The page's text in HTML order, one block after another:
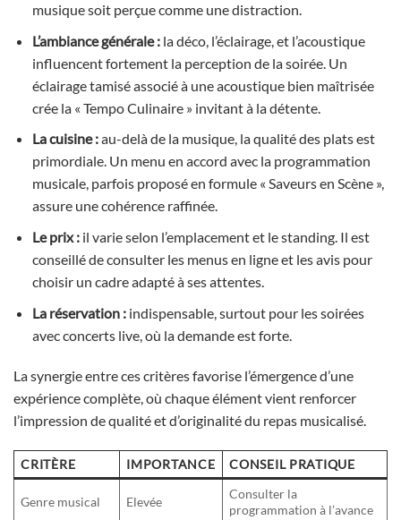
musique soit perçue comme une distraction.
L’ambiance générale :la déco, l’éclairage, et l’acoustique
influencent fortement la perception de la soirée. Un
éclairage tamisé associé à une acoustique bien maîtrisée
crée la « Tempo Culinaire » invitant à la détente.
La cuisine :au-delà de la musique, la qualité des plats est
primordiale. Un menu en accord avec la programmation
musicale, parfois proposé en formule « Saveurs en Scène »,
assure une cohérence raffinée.
Le prix :il varie selon l’emplacement et le standing. Il est
conseillé de consulter les menus en ligne et les avis pour
choisir un cadre adapté à ses attentes.
La réservation :indispensable, surtout pour les soirées
avec concerts live, où la demande est forte.
La synergie entre ces critères favorise l’émergence d’une
expérience complète, où chaque élément vient renforcer
l’impression de qualité et d’originalité du repas musicalisé.
CRITÈRE IMPORTANCE CONSEIL PRATIQUE
Genre musical Elevée
Consulter la
programmation à l’avance